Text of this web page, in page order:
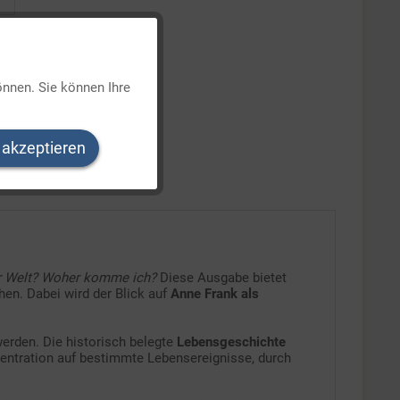
Woher komme ich?Diese Ausgabe bietet
Dabei wird der Blick auf Anne Frank als
Die historisch belegte Lebensgeschichte
auf bestimmte Lebensereignisse, durch
Inaktiv
Sie können Ihre